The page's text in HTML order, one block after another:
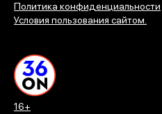
16+
Политика конфиденциальности
Условия пользования сайтом.